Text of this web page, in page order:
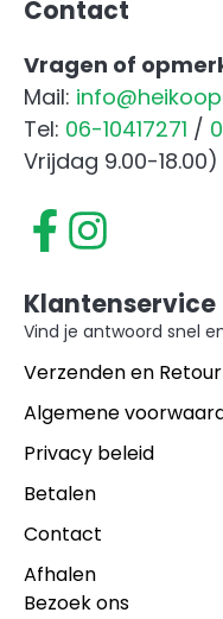
Contact
Vragen of
Mail:
Tel: 06-10417271 /
Vrijdag 9.00-18.00)
Klantenservice
Vind je antwoord snel
Verzenden en
Algemene
Privacy beleid
Betalen
Contact
Afhalen
Bezoek ons